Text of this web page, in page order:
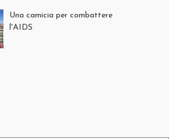
Una camicia per combattere
l'AIDS